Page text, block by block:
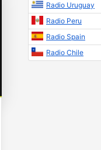
Radio Uruguay
Radio Peru
Radio Spain
Radio Chile